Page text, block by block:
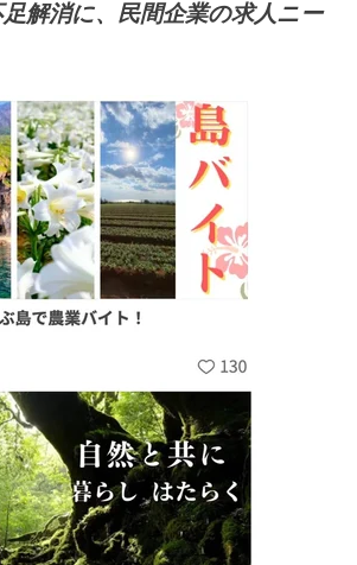
解消に、民間企業の求人ニー